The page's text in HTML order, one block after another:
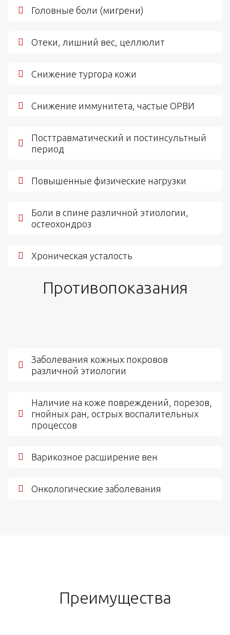
Головные боли (мигрени)
Отеки, лишний вес, целлюлит
Снижение тургора кожи
Снижение иммунитета, частые ОРВИ
Посттравматический и постинсультный
период
Повышенные физические нагрузки
Боли в спине различной этиологии,
остеохондроз
Хроническая усталость
Противопоказания
Заболевания кожных покровов
различной этиологии
Наличие на коже повреждений, порезов,
гнойных ран, острых воспалительных
процессов
Варикозное расширение вен
Онкологические заболевания
Преимущества